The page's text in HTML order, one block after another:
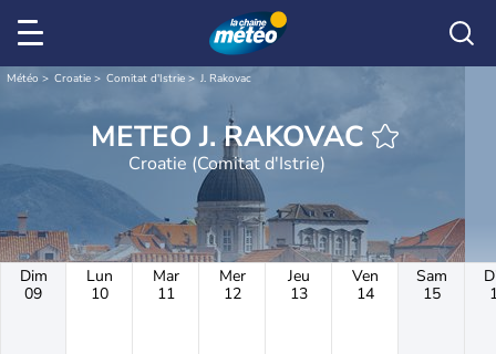
Météo Croatie Comitat d'Istrie J. Rakovac
METEO J. RAKOVAC
Croatie (Comitat d'Istrie)
Dim
09
Lun
10
Mar
11
Mer
12
Jeu
13
Ven
14
Sam
15